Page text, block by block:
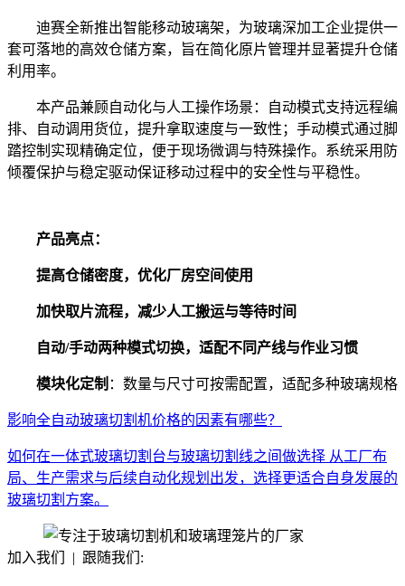
迪赛全新推出智能移动玻璃架，为玻璃深加工企业提供一
套可落地的高效仓储方案，旨在简化原片管理并显著提升仓储
利用率。
本产品兼顾自动化与人工操作场景：自动模式支持远程编
排、自动调用货位，提升拿取速度与一致性；手动模式通过脚
踏控制实现精确定位，便于现场微调与特殊操作。系统采用防
倾覆保护与稳定驱动保证移动过程中的安全性与平稳性。
产品亮点：
提高仓储密度，优化厂房空间使用
加快取片流程，减少人工搬运与等待时间
自动/手动两种模式切换，适配不同产线与作业习惯
模块化定制 ：数量与尺寸可按需配置，适配多种玻璃规格
影响全自动玻璃切割机价格的因素有哪些？
如何在一体式玻璃切割台与玻璃切割线之间做选择 从工厂布
局、生产需求与后续自动化规划出发，选择更适合自身发展的
玻璃切割方案。
加入我们 | 跟随我们: